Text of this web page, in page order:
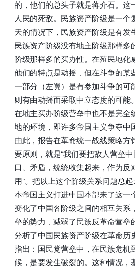
的，他们的总头子就是蒋介石。这
人民的死敌。民族资产阶级是一个
天的情况下，民族资产阶级是有发
民族资产阶级没有地主阶级那样多
阶级那样多的买办性。在殖民地化
他们的特点是动摇，但在斗争的某
一部分（左翼）是有参加斗争的可
则有由动摇而采取中立态度的可能
在地主买办阶级营垒中也不是完全
地的环境，即许多帝国主义争夺中
由此，报告在革命统一战线策略方
要原则，就是“我们要把敌人营垒
口、矛盾，统统收集起来，作为反
用”。把以上这个阶级关系问题总
本帝国主义打进中国本部来了这一
变化了中国各阶级之间的相互关系
垒的势力，减弱了民族反革命营垒
分析了中国民族资产阶级在革命历
指出：国民党营垒中，在民族危机
候，是要发生破裂的。这种情况，